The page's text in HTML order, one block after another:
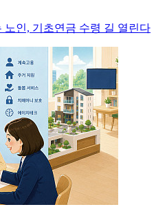
노인, 기초연금 수령 길 열린다